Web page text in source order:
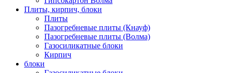
Плиты, кирпич, блоки
Плиты
Пазогребневые плиты (Кнауф)
Пазогребневые плиты (Волма)
Газосиликатные блоки
Кирпич
блоки